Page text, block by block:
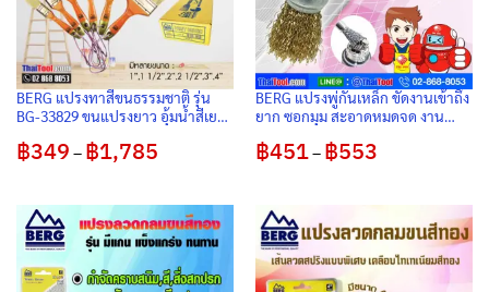
BERG แปรงทาสีขนธรรมชาติ รุ่น
BG-33829 ขนแปรงยาว อุ้มน้ำสีเยอะ
฿349 – ฿1,785Price
range:
฿1,785
BERG แปรงพู่กันเหล็ก ขัดงานเข้าถึง
ยาก ซอกมุม สะอาดหมดจด งาน
ได้ดี (1 กล่อง 10 อัน)
฿451– ฿553Price
range:
฿553